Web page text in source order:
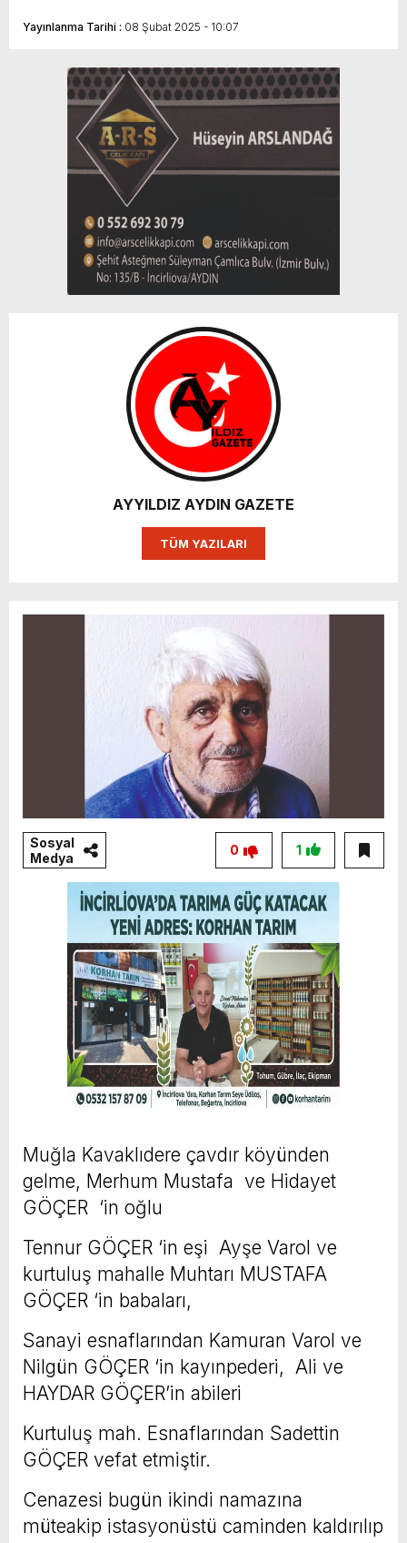
Yayınlanma Tarihi : 08 Şubat 2025 - 10:07
AYYILDIZ AYDIN GAZETE
TÜM YAZILARI
Sosyal
Medya
1
0
Muğla Kavaklıdere çavdır köyünden
gelme, Merhum Mustafa ve Hidayet
GÖÇER ‘in oğlu
Tennur GÖÇER ‘in eşi Ayşe Varol ve
kurtuluş mahalle Muhtarı MUSTAFA
GÖÇER ‘in babaları,
Sanayi esnaflarından Kamuran Varol ve
Nilgün GÖÇER ‘in kayınpederi, Ali ve
HAYDAR GÖÇER’in abileri
Kurtuluş mah. Esnaflarından Sadettin
GÖÇER vefat etmiştir.
Cenazesi bugün ikindi namazına
müteakip istasyonüstü caminden kaldırılıp